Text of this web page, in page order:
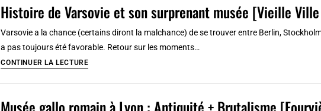
Setas
exceptionnelle
Histoire de Varsovie et son surprenant musée [Vieille
Varsovie a la chance (certains diront la malchance) de se trouver entre Berlin,
a pas toujours été favorable. Retour sur les moments…
CONTINUER LA LECTUREHistoire
et